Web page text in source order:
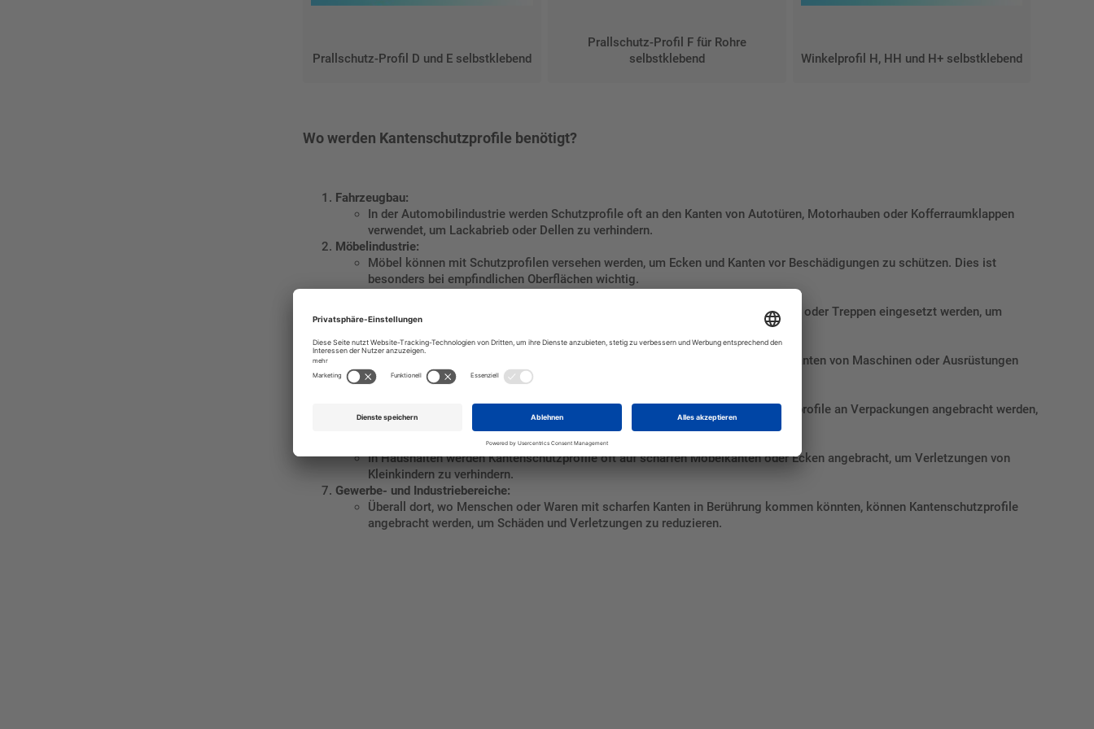
Prallschutz-Profil D und E selbstklebend
Prallschutz-Profil F für Rohre
selbstklebend
Winkelprofil H, HH und H+ selbstklebend
Wo werden Kantenschutzprofile benötigt?
Fahrzeugbau:
In der Automobilindustrie werden Schutzprofile oft an den Kanten von Autotüren, Motorhauben oder Kofferraumklappen
verwendet, um Lackabrieb oder Dellen zu verhindern.
Möbelindustrie:
Möbel können mit Schutzprofilen versehen werden, um Ecken und Kanten vor Beschädigungen zu schützen. Dies ist
besonders bei empfindlichen Oberflächen wichtig.
In Bauprojekten können Schutzprofile an scharfen Kanten von Wänden, Fenstern oder Treppen eingesetzt werden, um
Verletzungen zu vermeiden und gleichzeitig die Bausubstanz zu schützen.
Industrielle Anwendungen:
In Fabriken und Produktionsstätten dienen Kantenschutzprofile dazu, scharfe Kanten von Maschinen oder Ausrüstungen
abzudecken und Unfälle zu verhindern.
Bei der Lagerung oder dem Transport von empfindlichen Gütern können Schutzprofile an Verpackungen angebracht werden,
um Beschädigungen während des Transports zu minimieren.
In Haushalten werden Kantenschutzprofile oft auf scharfen Möbelkanten oder Ecken angebracht, um Verletzungen von
Kleinkindern zu verhindern.
Gewerbe- und Industriebereiche:
Überall dort, wo Menschen oder Waren mit scharfen Kanten in Berührung kommen könnten, können Kantenschutzprofile
angebracht werden, um Schäden und Verletzungen zu reduzieren.